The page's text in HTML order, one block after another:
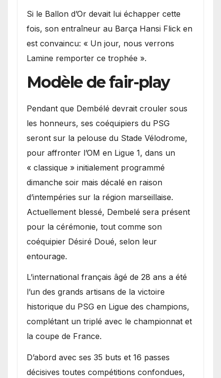
Si le Ballon d’Or devait lui échapper cette
fois, son entraîneur au Barça Hansi Flick en
est convaincu: « Un jour, nous verrons
Lamine remporter ce trophée ».
Modèle de fair-play
Pendant que Dembélé devrait crouler sous
les honneurs, ses coéquipiers du PSG
seront sur la pelouse du Stade Vélodrome,
pour affronter l’OM en Ligue 1, dans un
« classique » initialement programmé
dimanche soir mais décalé en raison
d’intempéries sur la région marseillaise.
Actuellement blessé, Dembelé sera présent
pour la cérémonie, tout comme son
coéquipier Désiré Doué, selon leur
entourage.
L’international français âgé de 28 ans a été
l’un des grands artisans de la victoire
historique du PSG en Ligue des champions,
complétant un triplé avec le championnat et
la coupe de France.
D’abord avec ses 35 buts et 16 passes
décisives toutes compétitions confondues,